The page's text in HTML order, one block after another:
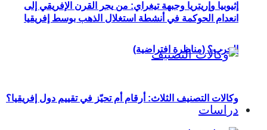
إثيوبيا وإريتريا وجبهة تيغراي: من يجر القرن الإفريقي إلى
الحرب؟ (مناظرة افتراضية)
دراسات
انعدام الحوكمة في أنشطة استغلال الذهب بوسط إفريقيا
وكالات التصنيف الثلاث: أرقام أم تحيّز في تقييم دول إفريقيا؟